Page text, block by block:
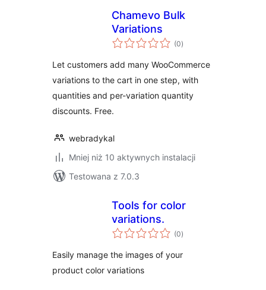
Chamevo Bulk
Variations
(0wszystkich
ocen
)
Let customers add many WooCommerce
variations to the cart in one step, with
quantities and per-variation quantity
discounts. Free.
webradykal
Mniej niż 10 aktywnych instalacji
Testowana z 7.0.3
Tools for color
variations.
(0wszystkich
ocen
)
Easily manage the images of your
product color variations